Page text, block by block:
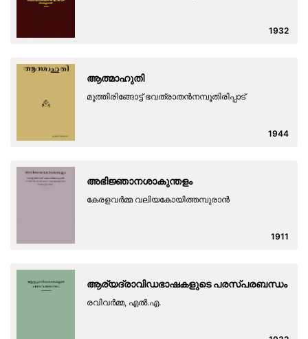
1932
ആത്മാഹുതി
മൂത്തിരിങ്ങോട്ട് ഭവത്രാതന്‍നമ്പൂതിരിപ്പാട്
1944
അഭിജ്ഞാനശാകുന്തളം
കേരളവര്‍മ്മ വലിയകോയിത്തമ്പുരാന്‍
1911
ആര്യദ്രാവിഡഭാഷകളുടെ പരസ്പരബന്ധം
രവിവര്‍മ്മ, എല്‍.എ.